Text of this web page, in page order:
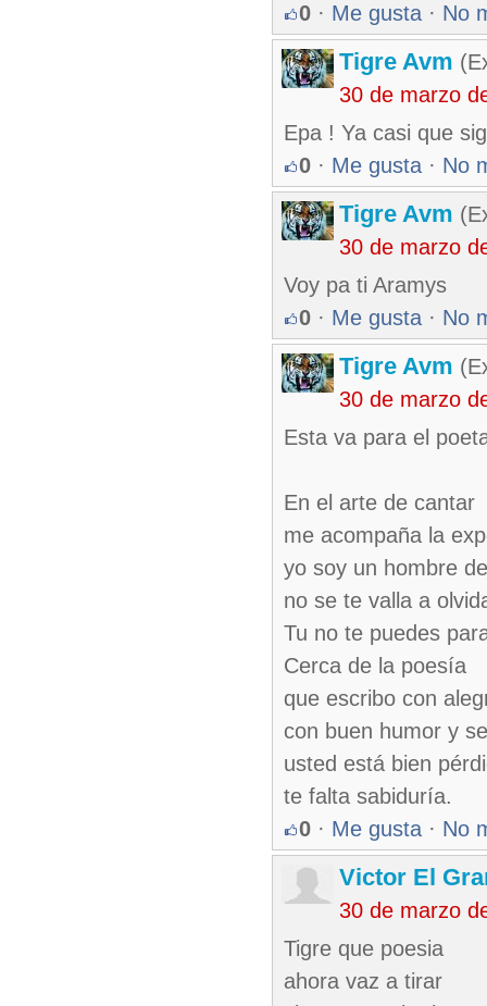
0 · Me gusta · No
Tigre Avm
30 de marzo
Epa ! Ya casi que
0 · Me gusta · No
Tigre Avm
30 de marzo
Voy pa ti Aramys
0 · Me gusta · No
Tigre Avm
30 de marzo
Esta va para el
En el arte de cantar
me acompaña la
yo soy un hombre
no se te valla a
Tu no te puedes
Cerca de la poesía
que escribo con
con buen humor y
usted está bien
te falta sabiduría.
0 · Me gusta · No
Victor El
30 de marzo
Tigre que poesia
ahora vaz a tirar